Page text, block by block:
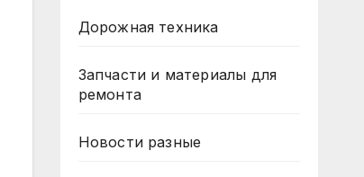
Дорожная техника
Запчасти и материалы для
ремонта
Новости разные